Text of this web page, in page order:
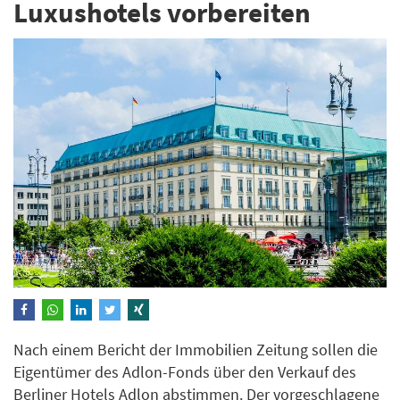
Luxushotels vorbereiten
Nach einem Bericht der Immobilien Zeitung sollen die
Eigentümer des Adlon-Fonds über den Verkauf des
Berliner Hotels Adlon abstimmen. Der vorgeschlagene